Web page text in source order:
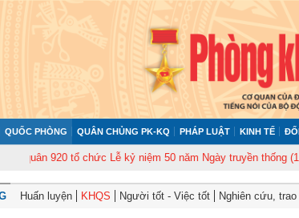
QUỐC PHÒNG QUÂN CHỦNG PK-KQ PHÁP LUẬT KINH TẾ
920 tổ chức Lễ kỷ niệm 50 năm Ngày truyền thống (12-11-
Huấn luyện KHQS Người tốt - Việc tốt Nghiên cứu, trao